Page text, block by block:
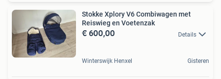
Stokke Xplory V6 Combiwagen met
Reiswieg en Voetenzak
€ 600,00 Details
Winterswijk Henxel Gisteren